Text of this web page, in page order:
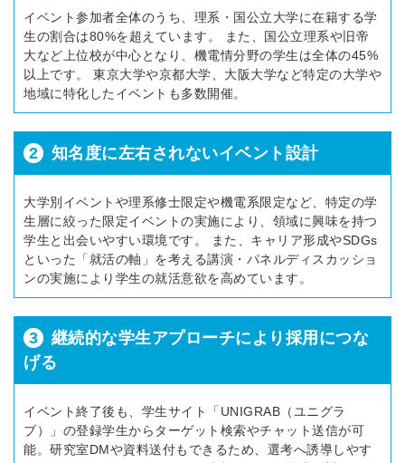
イベント参加者全体のうち、理系・国公立大学に在籍する学
生の割合は80%を超えています。 また、国公立理系や旧帝
大など上位校が中心となり、機電情分野の学生は全体の45%
以上です。 東京大学や京都大学、大阪大学など特定の大学や
地域に特化したイベントも多数開催。
2 知名度に左右されないイベント設計
大学別イベントや理系修士限定や機電系限定など、特定の学
生層に絞った限定イベントの実施により、領域に興味を持つ
学生と出会いやすい環境です。 また、キャリア形成やSDGs
といった「就活の軸」を考える講演・パネルディスカッショ
ンの実施により学生の就活意欲を高めています。
3
継続的な学生アプローチにより採用につな
げる
イベント終了後も、学生サイト「UNIGRAB（ユニグラ
ブ）」の登録学生からターゲット検索やチャット送信が可
能。研究室DMや資料送付もできるため、選考へ誘導しやす